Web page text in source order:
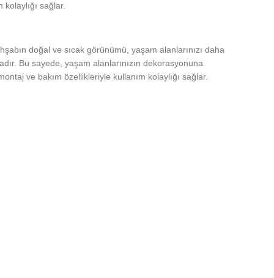
sağlar.
doğal ve sıcak görünümü, yaşam alanlarınızı daha
Bu sayede, yaşam alanlarınızın dekorasyonuna
ve bakım özellikleriyle kullanım kolaylığı sağlar.